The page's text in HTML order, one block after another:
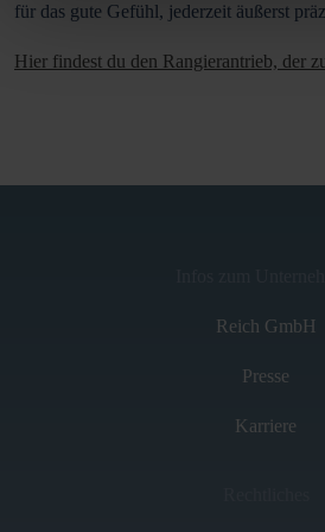
für das gute Gefühl, jederzeit äußerst
Hier findest du den Rangierantrieb, der
Reich GmbH
Presse
Karriere